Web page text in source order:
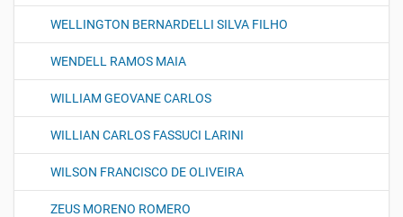
WELLINGTON BERNARDELLI SILVA FILHO
WENDELL RAMOS MAIA
WILLIAM GEOVANE CARLOS
WILLIAN CARLOS FASSUCI LARINI
WILSON FRANCISCO DE OLIVEIRA
ZEUS MORENO ROMERO